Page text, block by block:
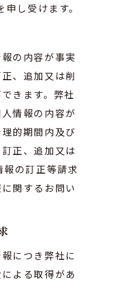
し受けます。
の内容が事実
、追加又は削
きます。弊社
情報の内容が
的期間内及び
正、追加又は
報の訂正等請求
関するお問い
につき弊社に
よる取得があ